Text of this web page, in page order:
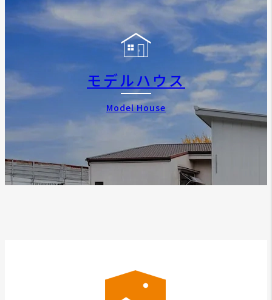
モデルハウス
Model House